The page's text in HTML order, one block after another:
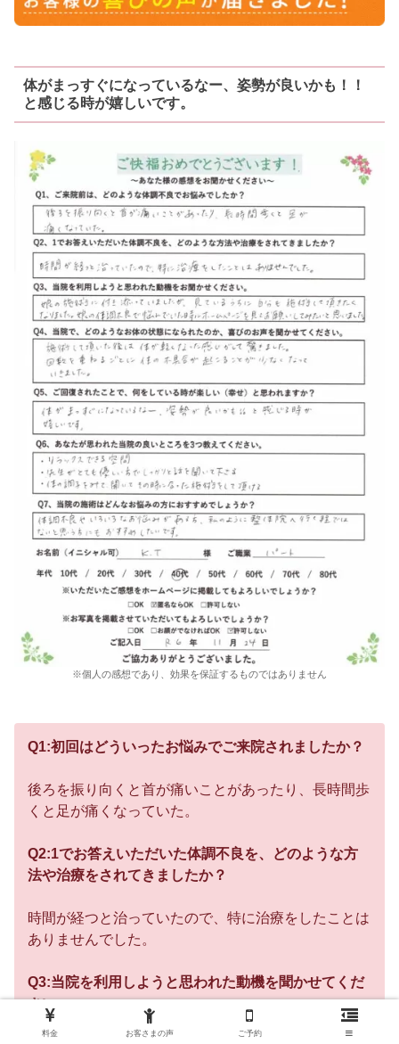
体がまっすぐになっているなー、姿勢が良いかも！！
と感じる時が嬉しいです。
※個人の感想であり、効果を保証するものではありません
Q1:初回はどういったお悩みでご来院されましたか？
後ろを振り向くと首が痛いことがあったり、長時間歩
くと足が痛くなっていた。
Q2:1でお答えいただいた体調不良を、どのような方
法や治療をされてきましたか？
時間が経つと治っていたので、特に治療をしたことは
ありませんでした。
Q3:当院を利用しようと思われた動機を聞かせてくだ
さい
料金 お客さまの声 ご予約